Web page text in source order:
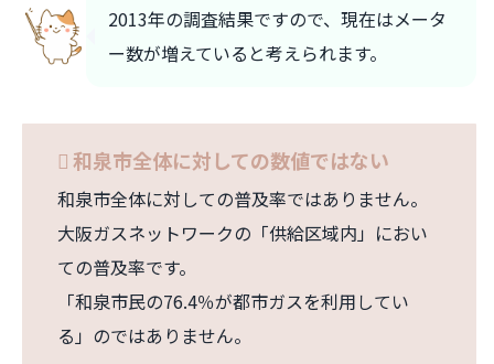
2013年の調査結果ですので、現在はメータ
ー数が増えていると考えられます。
和泉市全体に対しての数値ではない
和泉市全体に対しての普及率ではありません。
大阪ガスネットワークの「供給区域内」におい
ての普及率です。
「和泉市民の76.4％が都市ガスを利用してい
る」のではありません。